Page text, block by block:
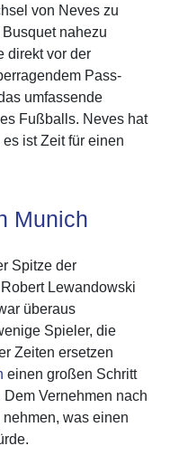
von Neves zu
nahezu
direkt vor der
Pass-
umfassende
Fußballs. Neves hat
ist Zeit für einen
Munich
Spitze der
Lewandowski
überaus
Spieler, die
Zeiten ersetzen
einen großen Schritt
Vernehmen nach
was einen